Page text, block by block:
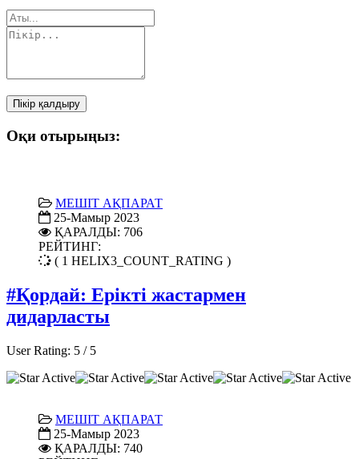
Пікір қалдыру
Оқи отырыңыз:
МЕШІТ АҚПАРАТ
25-Мамыр 2023
ҚАРАЛДЫ: 706
РЕЙТИНГ:
( 1 HELIX3_COUNT_RATING )
#Қордай: Ерікті жастармен
дидарласты
User Rating: 5 / 5
МЕШІТ АҚПАРАТ
25-Мамыр 2023
ҚАРАЛДЫ: 740